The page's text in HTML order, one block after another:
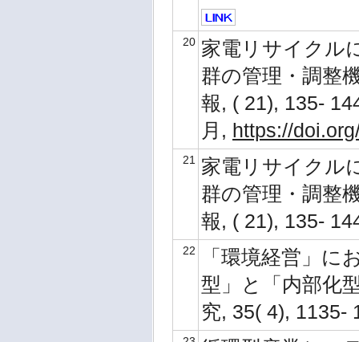
20 家電リサイクル
群の管理・調整
報, ( 21), 135-
月, https://
21
家電リサイクル
群の管理・調整
報, ( 21), 135-
22
「環境経営」
型」と「内部化
究, 35( 4),